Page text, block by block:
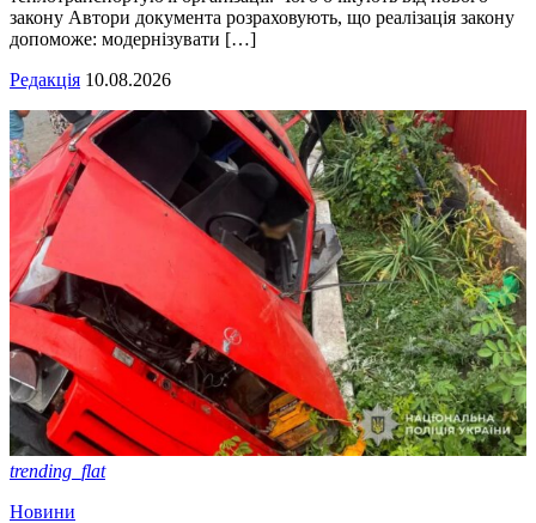
закону Автори документа розраховують, що реалізація закону
допоможе: модернізувати […]
Редакція 10.08.2026
trending_flat
Новини